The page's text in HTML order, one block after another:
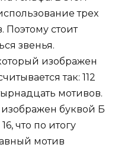
трех
Поэтому стоит
звенья.
изображен
так: 112
мотивов.
буквой Б
что по итогу
мотив